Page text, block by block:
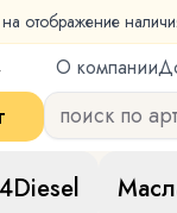
отображение
О компании